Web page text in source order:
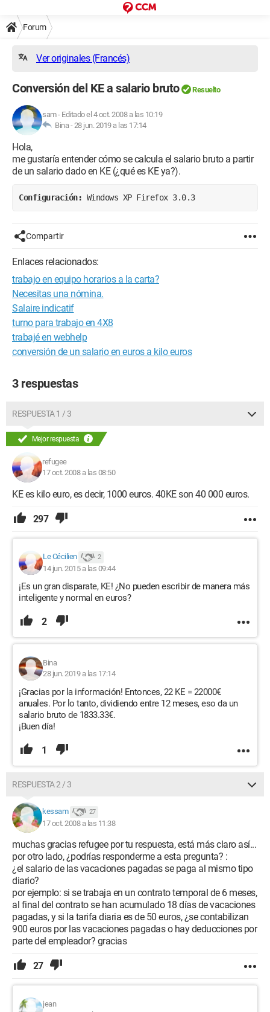
Forum
Ver originales (Francés)
Conversión del KE a salario bruto Resuelto
sam- Editado el 4 oct. 2008 a las 10:19
Bina -28 jun. 2019 a las 17:14
Hola,
me gustaría entender cómo se calcula el salario bruto a partir
de un salario dado en KE (¿qué es KE ya?).
Configuración: Windows XP Firefox 3.0.3
Compartir
Enlaces relacionados:
trabajo en equipo horarios a la carta?
Necesitas una nómina.
Salaire indicatif
turno para trabajo en 4X8
trabajé en webhelp
conversión de un salario en euros a kilo euros
3 respuestas
RESPUESTA 1 / 3
Mejor respuesta
refugee
17 oct. 2008 a las 08:50
KE es kilo euro, es decir, 1000 euros. 40KE son 40 000 euros.
297
Le Cécilien 2
14 jun. 2015 a las 09:44
¡Es un gran disparate, KE! ¿No pueden escribir de manera más
inteligente y normal en euros?
2
Bina
28 jun. 2019 a las 17:14
¡Gracias por la información! Entonces, 22 KE = 22000€
anuales. Por lo tanto, dividiendo entre 12 meses, eso da un
salario bruto de 1833.33€.
¡Buen día!
1
RESPUESTA 2 / 3
kessam 27
17 oct. 2008 a las 11:38
muchas gracias refugee por tu respuesta, está más claro así...
por otro lado, ¿podrías responderme a esta pregunta? :
¿el salario de las vacaciones pagadas se paga al mismo tipo
diario?
por ejemplo: si se trabaja en un contrato temporal de 6 meses,
al final del contrato se han acumulado 18 días de vacaciones
pagadas, y si la tarifa diaria es de 50 euros, ¿se contabilizan
900 euros por las vacaciones pagadas o hay deducciones por
parte del empleador? gracias
27
jean